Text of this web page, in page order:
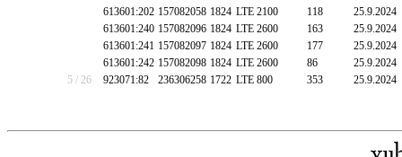
613601:202 157082058 1824 LTE 2100 118
25.9.2024
613601:240 157082096 1824 LTE 2600 163
25.9.2024
613601:241 157082097 1824 LTE 2600 177
25.9.2024
613601:242 157082098 1824 LTE 2600 86
25.9.2024
5 / 26
923071:82 236306258 1722 LTE 800 353 25.9.2024